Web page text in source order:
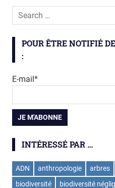
POUR ÊTRE NOTIFIÉ
:
E-mail*
INTÉRESSÉ PAR …
ADN anthropologie arbres
biodiversité
biodiversité